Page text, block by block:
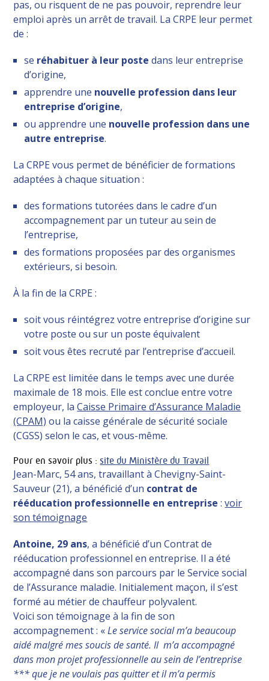
pas, ou risquent de ne pas pouvoir, reprendre leur
emploi après un arrêt de travail. La CRPE leur permet
de :
se réhabituer à leur poste dans leur entreprise
d’origine,
apprendre une nouvelle profession dans leur
entreprise d’origine,
ou apprendre une nouvelle profession dans une
autre entreprise.
La CRPE vous permet de bénéficier de formations
adaptées à chaque situation :
des formations tutorées dans le cadre d’un
accompagnement par un tuteur au sein de
l’entreprise,
des formations proposées par des organismes
extérieurs, si besoin.
À la fin de la CRPE :
soit vous réintégrez votre entreprise d’origine sur
votre poste ou sur un poste équivalent
soit vous êtes recruté par l’entreprise d’accueil.
La CRPE est limitée dans le temps avec une durée
maximale de 18 mois. Elle est conclue entre votre
employeur, laCaisse Primaire d’Assurance Maladie
(CPAM) ou la caisse générale de sécurité sociale
(CGSS) selon le cas, et vous-même.
Pour en savoir plus :site du Ministère du Travail
Jean-Marc, 54 ans, travaillant à Chevigny-Saint-
Sauveur (21), a bénéficié d’un contrat de
rééducation professionnelle en entreprise :voir
son témoignage
Antoine, 29 ans, a bénéficié d’un Contrat de
rééducation professionnel en entreprise. Il a été
accompagné dans son parcours par le Service social
de l’Assurance maladie. Initialement maçon, il s’est
formé au métier de chauffeur polyvalent.
Voici son témoignage à la fin de son
accompagnement : «Le service social m’a beaucoup
aidé malgré mes soucis de santé. Il m’a accompagné
dans mon projet professionnelle au sein de l’entreprise
*** que je ne voulais pas quitter et il m’a permis